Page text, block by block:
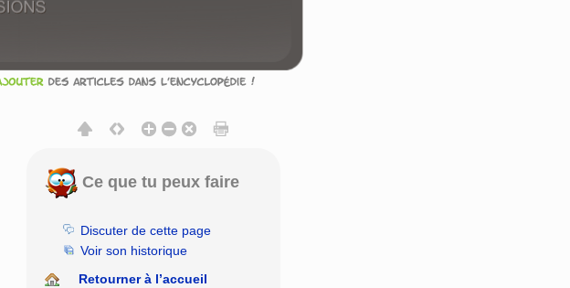
Ce que tu peux faire
Discuter de cette page
Voir son historique
Retourner à l’accueil